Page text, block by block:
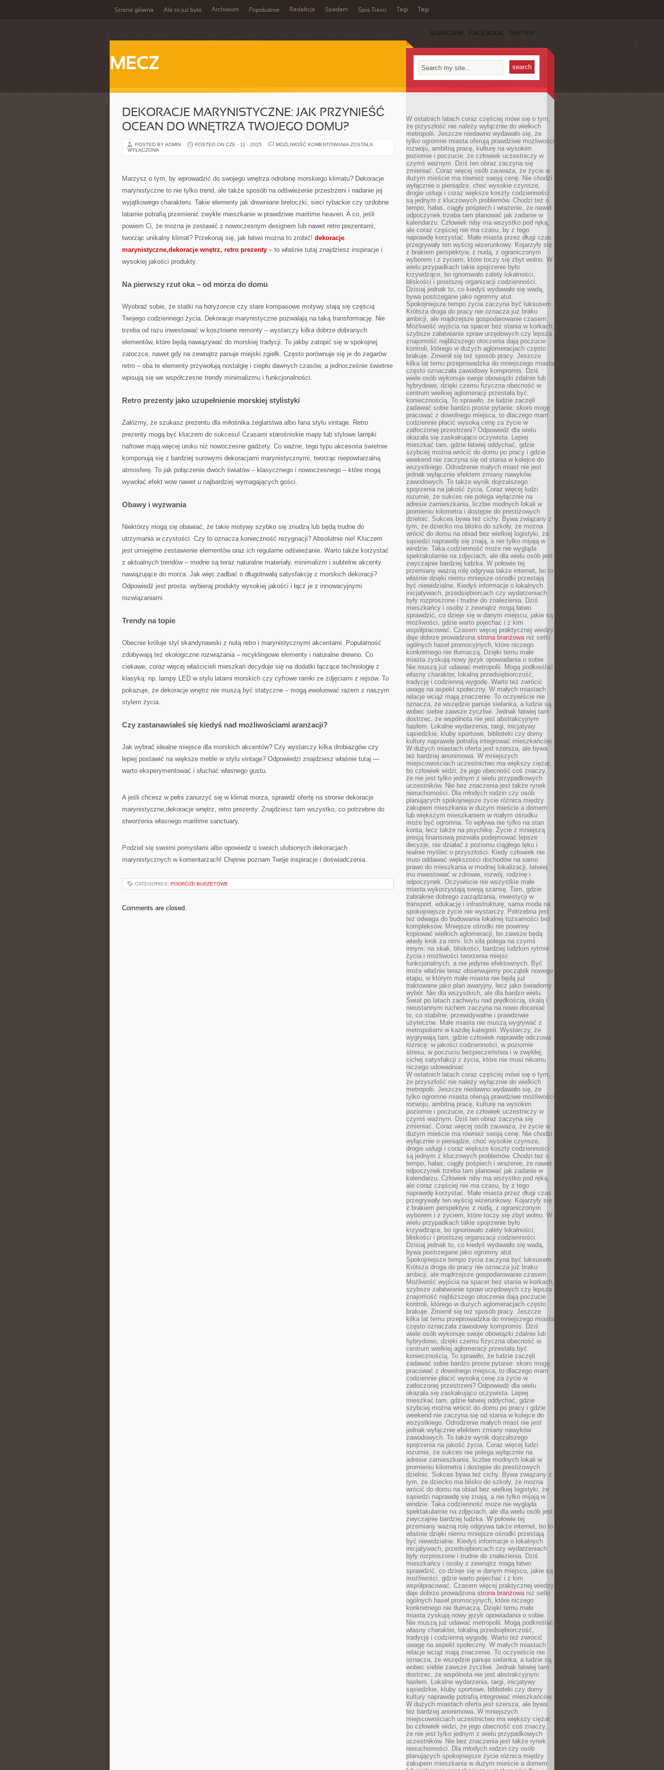
Strona główna Ale to już było Archiwum Popołudnie Redakcja Spadam Spis Treści Tagi Tagi
SUBSCRIBE FACEBOOK TWITTER
MECZ
DEKORACJE MARYNISTYCZNE: JAK PRZYNIEŚĆ
OCEAN DO WNĘTRZA TWOJEGO DOMU?
POSTED BY ADMIN POSTED ON CZE - 11 - 2025 MOŻLIWOŚĆ KOMENTOWANIA DEKORACJE
WNĘTRZA
TWOJEGO
DOMU?
ZOSTAŁA
WYŁĄCZONA
Marzysz o tym, by wprowadzić do swojego wnętrza odrobinę morskiego klimatu? Dekoracje
marynistyczne to nie tylko trend, ale także sposób na odświeżenie przestrzeni i nadanie jej
wyjątkowego charakteru. Takie elementy jak drewniane breloczki, sieci rybackie czy ozdobne
latarnie potrafią przemienić zwykłe mieszkanie w prawdziwe maritime heaven. A co, jeśli
powiem Ci, że można je zestawić z nowoczesnym designem lub nawet retro prezentami,
tworząc unikalny klimat? Przekonaj się, jak łatwo można to zrobić! dekoracje
marynistyczne,dekoracje wnętrz, retro prezenty – to właśnie tutaj znajdziesz inspiracje i
wysokiej jakości produkty.
Na pierwszy rzut oka – od morza do domu
Wyobraź sobie, że statki na horyzoncie czy stare kompasowe motywy stają się częścią
Twojego codziennego życia. Dekoracje marynistyczne pozwalają na taką transformację. Nie
trzeba od razu inwestować w kosztowne remonty – wystarczy kilka dobrze dobranych
elementów, które będą nawiązywać do morskiej tradycji. To jakby zatopić się w spokojnej
zatoczce, nawet gdy na zewnątrz panuje miejski zgiełk. Często porównuje się je do zegarów
retro – oba te elementy przywołują nostalgię i ciepło dawnych czasów, a jednocześnie świetnie
wpisują się we współczesne trendy minimalizmu i funkcjonalności.
Retro prezenty jako uzupełnienie morskiej stylistyki
Załóżmy, że szukasz prezentu dla miłośnika żeglarstwa albo fana stylu vintage. Retro
prezenty mogą być kluczem do sukcesu! Czasami starośniskie mapy lub stylowe lampki
naftowe mają więcej uroku niż nowoczesne gadżety. Co ważne, tego typu akcesoria świetnie
komponują się z bardziej surowymi dekoracjami marynistycznymi, tworząc niepowtarzalną
atmosferę. To jak połączenie dwóch światów – klasycznego i nowoczesnego – które mogą
wywołać efekt wow nawet u najbardziej wymagających gości.
Obawy i wyzwania
Niektórzy mogą się obawiać, że takie motywy szybko się znudzą lub będą trudne do
utrzymania w czystości. Czy to oznacza konieczność rezygnacji? Absolutnie nie! Kluczem
jest umiejętne zestawienie elementów oraz ich regularne odświeżanie. Warto także korzystać
z aktualnych trendów – modne są teraz naturalne materiały, minimalizm i subtelne akcenty
nawiązujące do morza. Jak więc zadbać o długotrwałą satysfakcję z morskich dekoracji?
Odpowiedź jest prosta: wybieraj produkty wysokiej jakości i łącz je z innowacyjnymi
rozwiązaniami.
Trendy na topie
Obecnie króluje styl skandynawski z nutą retro i marynistycznymi akcentami. Popularność
zdobywają też ekologiczne rozwiązania – recyklingowe elementy i naturalne drewno. Co
ciekawe, coraz więcej właścicieli mieszkań decyduje się na dodatki łączące technologię z
klasyką: np. lampy LED w stylu latarni morskich czy cyfrowe ramki ze zdjęciami z rejsów. To
pokazuje, że dekoracje wnętrz nie muszą być statyczne – mogą ewoluować razem z naszym
stylem życia.
Czy zastanawiałeś się kiedyś nad możliwościami aranżacji?
Jak wybrać idealne miejsce dla morskich akcentów? Czy wystarczy kilka drobiazgów czy
lepiej postawić na większe meble w stylu vintage? Odpowiedzi znajdziesz właśnie tutaj —
warto eksperymentować i słuchać własnego gustu.
A jeśli chcesz w pełni zanurzyć się w klimat morza, sprawdź ofertę na stronie dekoracje
marynistyczne,dekoracje wnętrz, retro prezenty. Znajdziesz tam wszystko, co potrzebne do
stworzenia własnego maritime sanctuary.
Podziel się swoimi pomysłami albo opowiedz o swoich ulubionych dekoracjach
marynistycznych w komentarzach! Chętnie poznam Twoje inspiracje i doświadczenia.
CATEGORIES: PODRÓŻE BUDŻETOWE
Comments are closed.
W ostatnich latach coraz częściej mówi się o tym,
że przyszłość nie należy wyłącznie do wielkich
metropolii. Jeszcze niedawno wydawało się, że
tylko ogromne miasta oferują prawdziwe możliwości
rozwoju, ambitną pracę, kulturę na wysokim
poziomie i poczucie, że człowiek uczestniczy w
czymś ważnym. Dziś ten obraz zaczyna się
zmieniać. Coraz więcej osób zauważa, że życie w
dużym mieście ma również swoją cenę. Nie chodzi
wyłącznie o pieniądze, choć wysokie czynsze,
drogie usługi i coraz większe koszty codzienności
są jednym z kluczowych problemów. Chodzi też o
tempo, hałas, ciągły pośpiech i wrażenie, że nawet
odpoczynek trzeba tam planować jak zadanie w
kalendarzu. Człowiek niby ma wszystko pod ręką,
ale coraz częściej nie ma czasu, by z tego
naprawdę korzystać. Małe miasta przez długi czas
przegrywały ten wyścig wizerunkowy. Kojarzyły się
z brakiem perspektyw, z nudą, z ograniczonym
wyborem i z życiem, które toczy się zbyt wolno. W
wielu przypadkach takie spojrzenie było
krzywdzące, bo ignorowało zalety lokalności,
bliskości i prostszej organizacji codzienności.
Dzisiaj jednak to, co kiedyś wydawało się wadą,
bywa postrzegane jako ogromny atut.
Spokojniejsze tempo życia zaczyna być luksusem.
Krótsza droga do pracy nie oznacza już braku
ambicji, ale mądrzejsze gospodarowanie czasem.
Możliwość wyjścia na spacer bez stania w korkach,
szybsze załatwianie spraw urzędowych czy lepsza
znajomość najbliższego otoczenia dają poczucie
kontroli, którego w dużych aglomeracjach często
brakuje. Zmienił się też sposób pracy. Jeszcze
kilka lat temu przeprowadzka do mniejszego miasta
często oznaczała zawodowy kompromis. Dziś
wiele osób wykonuje swoje obowiązki zdalnie lub
hybrydowo, dzięki czemu fizyczna obecność w
centrum wielkiej aglomeracji przestała być
koniecznością. To sprawiło, że ludzie zaczęli
zadawać sobie bardzo proste pytanie: skoro mogę
pracować z dowolnego miejsca, to dlaczego mam
codziennie płacić wysoką cenę za życie w
zatłoczonej przestrzeni? Odpowiedź dla wielu
okazała się zaskakująco oczywista. Lepiej
mieszkać tam, gdzie łatwiej oddychać, gdzie
szybciej można wrócić do domu po pracy i gdzie
weekend nie zaczyna się od stania w kolejce do
wszystkiego. Odrodzenie małych miast nie jest
jednak wyłącznie efektem zmiany nawyków
zawodowych. To także wynik dojrzalszego
spojrzenia na jakość życia. Coraz więcej ludzi
rozumie, że sukces nie polega wyłącznie na
adresie zamieszkania, liczbie modnych lokali w
promieniu kilometra i dostępie do prestiżowych
dzielnic. Sukces bywa też cichy. Bywa związany z
tym, że dziecko ma blisko do szkoły, że można
wrócić do domu na obiad bez wielkiej logistyki, że
sąsiedzi naprawdę się znają, a nie tylko mijają w
windzie. Taka codzienność może nie wygląda
spektakularnie na zdjęciach, ale dla wielu osób jest
zwyczajnie bardziej ludzka. W połowie tej
przemiany ważną rolę odgrywa także internet, bo to
właśnie dzięki niemu mniejsze ośrodki przestają
być niewidzialne. Kiedyś informacje o lokalnych
inicjatywach, przedsiębiorcach czy wydarzeniach
były rozproszone i trudne do znalezienia. Dziś
mieszkańcy i osoby z zewnątrz mogą łatwo
sprawdzić, co dzieje się w danym miejscu, jakie są
możliwości, gdzie warto pojechać i z kim
współpracować. Czasem więcej praktycznej wiedzy
daje dobrze prowadzona strona branżowaniż setki
ogólnych haseł promocyjnych, które niczego
konkretnego nie tłumaczą. Dzięki temu małe
miasta zyskują nowy język opowiadania o sobie.
Nie muszą już udawać metropolii. Mogą podkreślać
własny charakter, lokalną przedsiębiorczość,
tradycję i codzienną wygodę. Warto też zwrócić
uwagę na aspekt społeczny. W małych miastach
relacje wciąż mają znaczenie. To oczywiście nie
oznacza, że wszędzie panuje sielanka, a ludzie są
wobec siebie zawsze życzliwi. Jednak łatwiej tam
dostrzec, że wspólnota nie jest abstrakcyjnym
hasłem. Lokalne wydarzenia, targi, inicjatywy
sąsiedzkie, kluby sportowe, biblioteki czy domy
kultury naprawdę potrafią integrować mieszkańców.
W dużych miastach oferta jest szersza, ale bywa
też bardziej anonimowa. W mniejszych
miejscowościach uczestnictwo ma większy ciężar,
bo człowiek widzi, że jego obecność coś znaczy,
że nie jest tylko jednym z wielu przypadkowych
uczestników. Nie bez znaczenia jest także rynek
nieruchomości. Dla młodych rodzin czy osób
planujących spokojniejsze życie różnica między
zakupem mieszkania w dużym mieście a domem
lub większym mieszkaniem w małym ośrodku
może być ogromna. To wpływa nie tylko na stan
konta, lecz także na psychikę. Życie z mniejszą
presją finansową pozwala podejmować lepsze
decyzje, nie działać z poziomu ciągłego lęku i
realnie myśleć o przyszłości. Kiedy człowiek nie
musi oddawać większości dochodów na samo
prawo do mieszkania w modnej lokalizacji, łatwiej
mu inwestować w zdrowie, rozwój, rodzinę i
odpoczynek. Oczywiście nie wszystkie małe
miasta wykorzystają swoją szansę. Tam, gdzie
zabraknie dobrego zarządzania, inwestycji w
transport, edukację i infrastrukturę, sama moda na
spokojniejsze życie nie wystarczy. Potrzebna jest
też odwaga do budowania lokalnej tożsamości bez
kompleksów. Mniejsze ośrodki nie powinny
kopiować wielkich aglomeracji, bo zawsze będą
wtedy krok za nimi. Ich siła polega na czymś
innym: na skali, bliskości, bardziej ludzkim rytmie
życia i możliwości tworzenia miejsc
funkcjonalnych, a nie jedynie efektownych. Być
może właśnie teraz obserwujemy początek nowego
etapu, w którym małe miasta nie będą już
traktowane jako plan awaryjny, lecz jako świadomy
wybór. Nie dla wszystkich, ale dla bardzo wielu.
Świat po latach zachwytu nad prędkością, skalą i
nieustannym ruchem zaczyna na nowo doceniać
to, co stabilne, przewidywalne i prawdziwie
użyteczne. Małe miasta nie muszą wygrywać z
metropoliami w każdej kategorii. Wystarczy, że
wygrywają tam, gdzie człowiek naprawdę odczuwa
różnicę: w jakości codzienności, w poziomie
stresu, w poczuciu bezpieczeństwa i w zwykłej,
cichej satysfakcji z życia, które nie musi nikomu
niczego udowadniać.
W ostatnich latach coraz częściej mówi się o tym,
że przyszłość nie należy wyłącznie do wielkich
metropolii. Jeszcze niedawno wydawało się, że
tylko ogromne miasta oferują prawdziwe możliwości
rozwoju, ambitną pracę, kulturę na wysokim
poziomie i poczucie, że człowiek uczestniczy w
czymś ważnym. Dziś ten obraz zaczyna się
zmieniać. Coraz więcej osób zauważa, że życie w
dużym mieście ma również swoją cenę. Nie chodzi
wyłącznie o pieniądze, choć wysokie czynsze,
drogie usługi i coraz większe koszty codzienności
są jednym z kluczowych problemów. Chodzi też o
tempo, hałas, ciągły pośpiech i wrażenie, że nawet
odpoczynek trzeba tam planować jak zadanie w
kalendarzu. Człowiek niby ma wszystko pod ręką,
ale coraz częściej nie ma czasu, by z tego
naprawdę korzystać. Małe miasta przez długi czas
przegrywały ten wyścig wizerunkowy. Kojarzyły się
z brakiem perspektyw, z nudą, z ograniczonym
wyborem i z życiem, które toczy się zbyt wolno. W
wielu przypadkach takie spojrzenie było
krzywdzące, bo ignorowało zalety lokalności,
bliskości i prostszej organizacji codzienności.
Dzisiaj jednak to, co kiedyś wydawało się wadą,
bywa postrzegane jako ogromny atut.
Spokojniejsze tempo życia zaczyna być luksusem.
Krótsza droga do pracy nie oznacza już braku
ambicji, ale mądrzejsze gospodarowanie czasem.
Możliwość wyjścia na spacer bez stania w korkach,
szybsze załatwianie spraw urzędowych czy lepsza
znajomość najbliższego otoczenia dają poczucie
kontroli, którego w dużych aglomeracjach często
brakuje. Zmienił się też sposób pracy. Jeszcze
kilka lat temu przeprowadzka do mniejszego miasta
często oznaczała zawodowy kompromis. Dziś
wiele osób wykonuje swoje obowiązki zdalnie lub
hybrydowo, dzięki czemu fizyczna obecność w
centrum wielkiej aglomeracji przestała być
koniecznością. To sprawiło, że ludzie zaczęli
zadawać sobie bardzo proste pytanie: skoro mogę
pracować z dowolnego miejsca, to dlaczego mam
codziennie płacić wysoką cenę za życie w
zatłoczonej przestrzeni? Odpowiedź dla wielu
okazała się zaskakująco oczywista. Lepiej
mieszkać tam, gdzie łatwiej oddychać, gdzie
szybciej można wrócić do domu po pracy i gdzie
weekend nie zaczyna się od stania w kolejce do
wszystkiego. Odrodzenie małych miast nie jest
jednak wyłącznie efektem zmiany nawyków
zawodowych. To także wynik dojrzalszego
spojrzenia na jakość życia. Coraz więcej ludzi
rozumie, że sukces nie polega wyłącznie na
adresie zamieszkania, liczbie modnych lokali w
promieniu kilometra i dostępie do prestiżowych
dzielnic. Sukces bywa też cichy. Bywa związany z
tym, że dziecko ma blisko do szkoły, że można
wrócić do domu na obiad bez wielkiej logistyki, że
sąsiedzi naprawdę się znają, a nie tylko mijają w
windzie. Taka codzienność może nie wygląda
spektakularnie na zdjęciach, ale dla wielu osób jest
zwyczajnie bardziej ludzka. W połowie tej
przemiany ważną rolę odgrywa także internet, bo to
właśnie dzięki niemu mniejsze ośrodki przestają
być niewidzialne. Kiedyś informacje o lokalnych
inicjatywach, przedsiębiorcach czy wydarzeniach
były rozproszone i trudne do znalezienia. Dziś
mieszkańcy i osoby z zewnątrz mogą łatwo
sprawdzić, co dzieje się w danym miejscu, jakie są
możliwości, gdzie warto pojechać i z kim
współpracować. Czasem więcej praktycznej wiedzy
daje dobrze prowadzona strona branżowaniż setki
ogólnych haseł promocyjnych, które niczego
konkretnego nie tłumaczą. Dzięki temu małe
miasta zyskują nowy język opowiadania o sobie.
Nie muszą już udawać metropolii. Mogą podkreślać
własny charakter, lokalną przedsiębiorczość,
tradycję i codzienną wygodę. Warto też zwrócić
uwagę na aspekt społeczny. W małych miastach
relacje wciąż mają znaczenie. To oczywiście nie
oznacza, że wszędzie panuje sielanka, a ludzie są
wobec siebie zawsze życzliwi. Jednak łatwiej tam
dostrzec, że wspólnota nie jest abstrakcyjnym
hasłem. Lokalne wydarzenia, targi, inicjatywy
sąsiedzkie, kluby sportowe, biblioteki czy domy
kultury naprawdę potrafią integrować mieszkańców.
W dużych miastach oferta jest szersza, ale bywa
też bardziej anonimowa. W mniejszych
miejscowościach uczestnictwo ma większy ciężar,
bo człowiek widzi, że jego obecność coś znaczy,
że nie jest tylko jednym z wielu przypadkowych
uczestników. Nie bez znaczenia jest także rynek
nieruchomości. Dla młodych rodzin czy osób
planujących spokojniejsze życie różnica między
zakupem mieszkania w dużym mieście a domem